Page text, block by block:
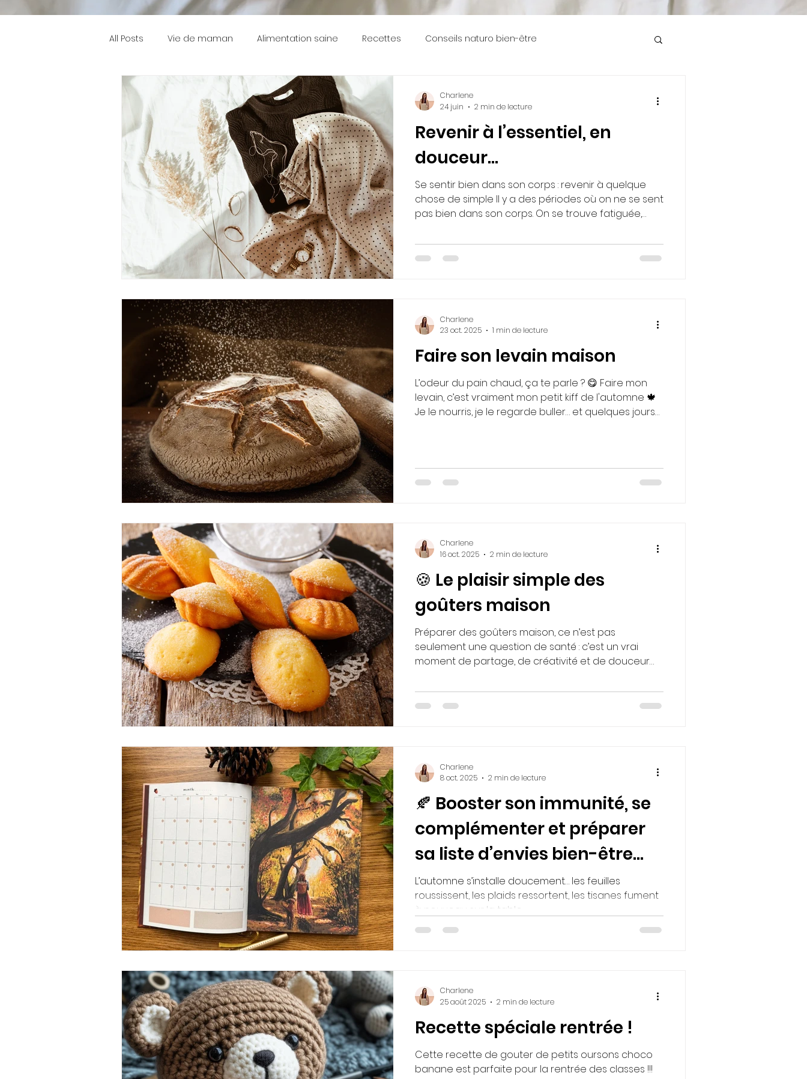
All Posts Vie de maman Alimentation saine Recettes Conseils naturo bien-être
Revenir à l’essentiel, en
douceur...
Se sentir bien dans son corps : revenir à quelque
chose de simple Il y a des périodes où on ne se sent
pas bien dans son corps. On se trouve fatiguée,
un peu déconnecté de soi. Et souvent, on veut aller
vite, tout changer d’un coup. Mais en fait, le corps
Charlene
24 juin
2 min de lecture
Faire son levain maison
L’odeur du pain chaud, ça te parle ? 😋 Faire mon
levain, c’est vraiment mon petit kiff de l'automne 🍁
Je le nourris, je le regarde buller… et quelques jours
Zéro additif, 100 % naturel ✨ Ma recette express: Jour
1 : 50 g de farine de seigle + 50 g d’eau tiède → on
Charlene
23 oct. 2025
1 min de lecture
🍪 Le plaisir simple des
goûters maison
Préparer des goûters maison, ce n’est pas
seulement une question de santé : c’est un vrai
moment de partage, de créativité et de douceur
Charlene
16 oct. 2025
2 min de lecture
🍂 Booster son immunité, se
complémenter et préparer
sa liste d’envies bien-être
pour l’automne
L’automne s’installe doucement… les feuilles
roussissent, les plaids ressortent, les tisanes fument
à nouveau sur la table.
Charlene
8 oct. 2025
2 min de lecture
Recette spéciale rentrée !
Cette recette de gouter de petits oursons choco
banane est parfaite pour la rentrée des classes !!!
Charlene
25 août 2025
2 min de lecture